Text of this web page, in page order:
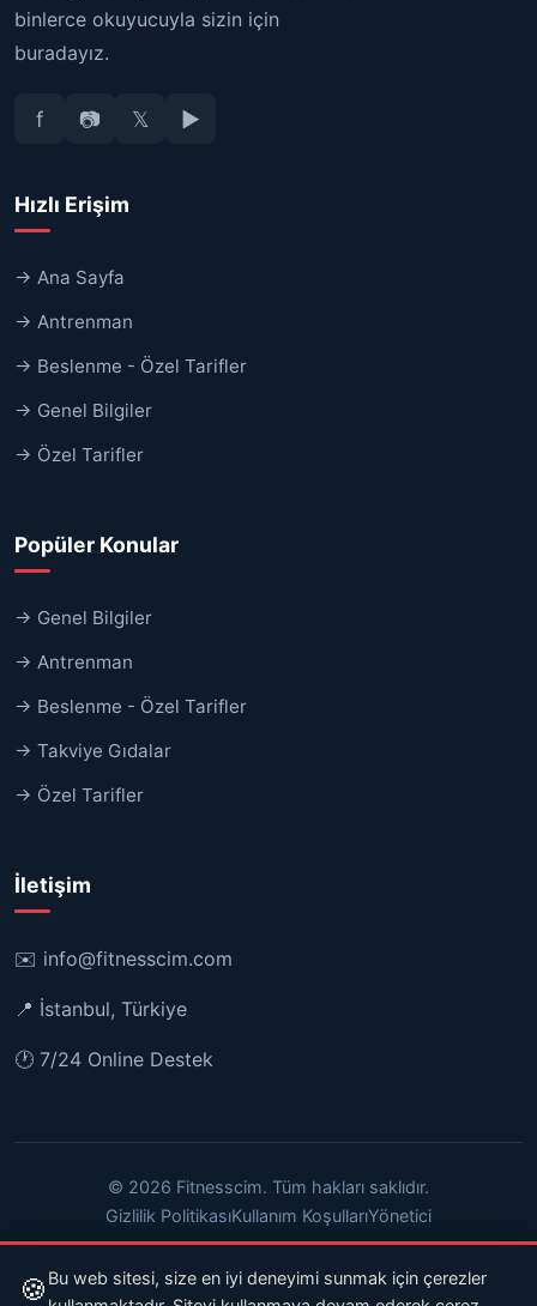
binlerce okuyucuyla sizin için
buradayız.
f 📷 𝕏 ▶
Hızlı Erişim
→ Ana Sayfa
→ Antrenman
→ Beslenme - Özel Tarifler
→ Genel Bilgiler
→ Özel Tarifler
Popüler Konular
→ Genel Bilgiler
→ Antrenman
→ Beslenme - Özel Tarifler
→ Takviye Gıdalar
→ Özel Tarifler
İletişim
✉️ info@fitnesscim.com
📍 İstanbul, Türkiye
🕐 7/24 Online Destek
© 2026 Fitnesscim. Tüm hakları saklıdır.
Gizlilik PolitikasıKullanım KoşullarıYönetici
🍪 Bu web sitesi, size en iyi deneyimi sunmak için çerezler